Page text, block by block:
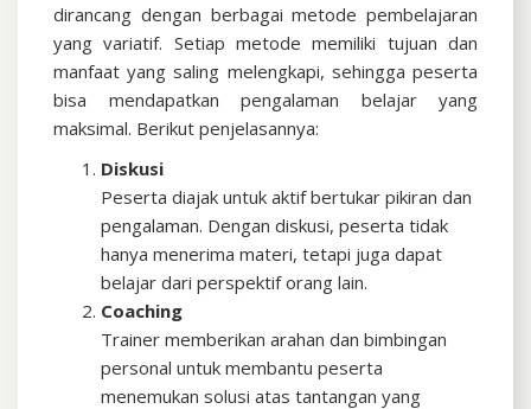
dirancang dengan berbagai metode pembelajaran
yang variatif. Setiap metode memiliki tujuan dan
manfaat yang saling melengkapi, sehingga peserta
bisa mendapatkan pengalaman belajar yang
maksimal. Berikut penjelasannya:
Diskusi
Peserta diajak untuk aktif bertukar pikiran dan
pengalaman. Dengan diskusi, peserta tidak
hanya menerima materi, tetapi juga dapat
belajar dari perspektif orang lain.
Coaching
Trainer memberikan arahan dan bimbingan
personal untuk membantu peserta
menemukan solusi atas tantangan yang